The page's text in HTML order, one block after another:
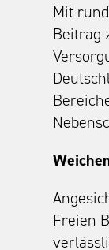
Mit
Beitrag
Freien